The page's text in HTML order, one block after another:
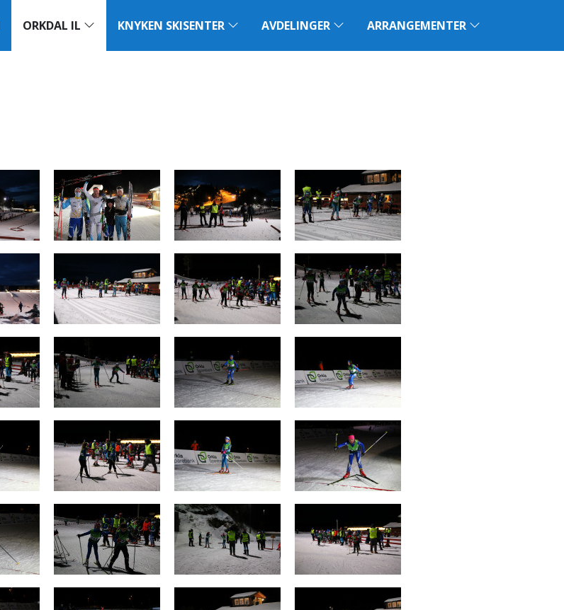
ORKDAL IL KNYKEN SKISENTER AVDELINGER ARRANGEMENTER